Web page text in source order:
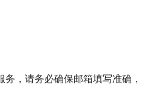
，请务必确保邮箱填写准确，